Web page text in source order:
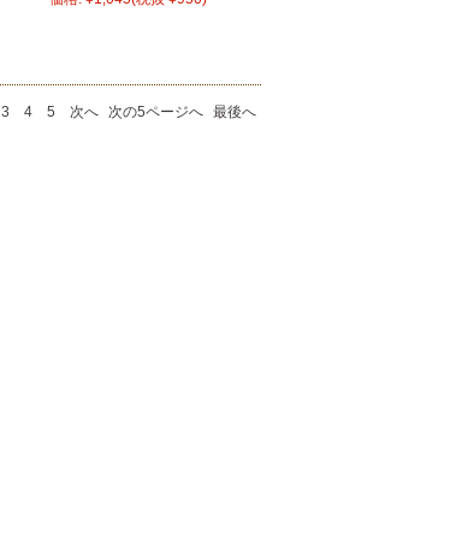
3 4 5 次へ 次の5ページへ 最後へ